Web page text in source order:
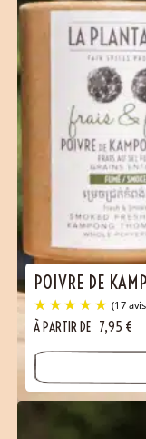
POIVRE DE
À PARTIR DE 7,95 €